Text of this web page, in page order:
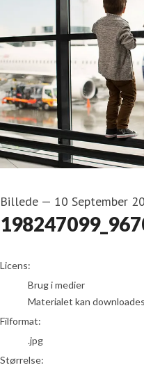
Billede — 10 September
go to media item
Licens:
Brug i medier
Materialet kan
Filformat:
.jpg
Størrelse: